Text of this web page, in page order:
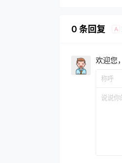
0 条回复 A
欢迎您